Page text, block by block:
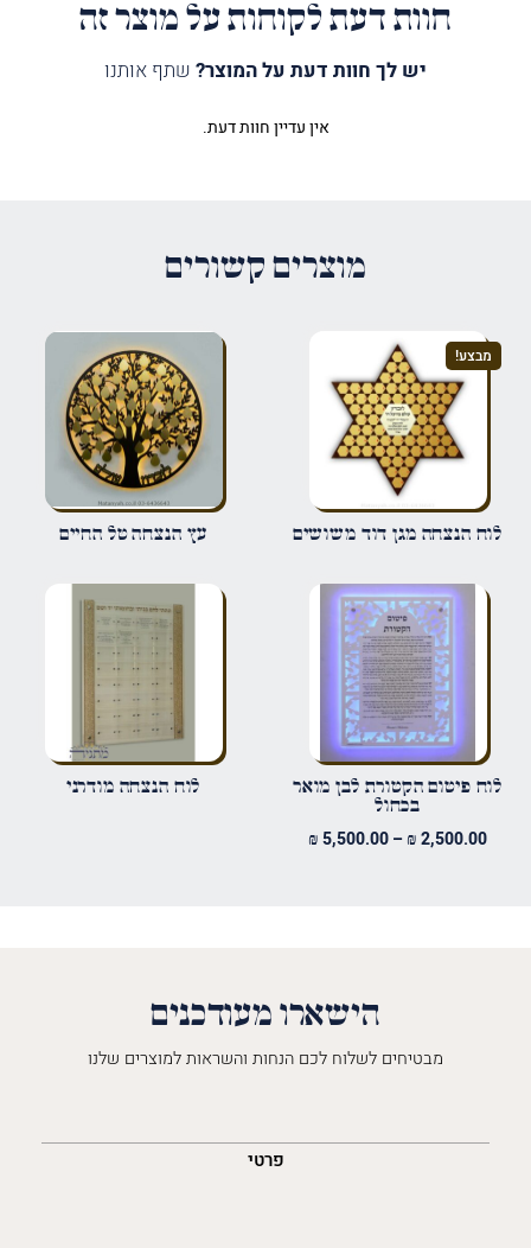
חוות דעת לקוחות על מוצר זה
יש לך חוות דעת על המוצר? שתף אותנו
הביקורת שלך*
שם*
אימייל*
שמור בדפדפן זה את השם, האימייל והאתר שלי לפעם הבאה שאגיב.
אין עדיין חוות דעת.
מוצרים קשורים
מבצע!
לוח הנצחה מגן דוד משושים עץ הנצחה טל החיים
לוח פיטום הקטורת לבן מואר
בכחול
₪2,500.00
–
₪5,500.00
לוח הנצחה מודרני
הישארו מעודכנים
מבטיחים לשלוח לכם הנחות והשראות למוצרים שלנו
פרטי